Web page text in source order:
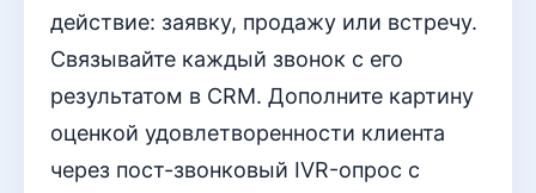
действие: заявку, продажу или встречу.
Связывайте каждый звонок с его
результатом в CRM. Дополните картину
оценкой удовлетворенности клиента
через пост-звонковый IVR-опрос с